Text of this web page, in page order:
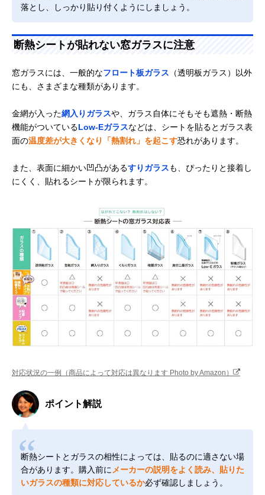
落とし、しっかり貼り付くようにしましょう。
断熱シートが貼れない窓ガラスに注意
窓ガラスには、一般的なフロート板ガラス （透明板ガラス）以外
にも、さまざまな種類があります。
金網が入った網入りガラスや、ガラス自体にそもそも遮熱・断熱
機能がついているLow-Eガラスなどは、シートを貼るとガラス表
面の温度差が大きくなり「熱割れ」を起こす恐れがあります。
また、表面に細かい凹凸があるすりガラスも、ぴったりと接着し
にくく、貼れるシートが限られます。
対応状況の一例（商品によって対応は異なります Photo by Amazon）
ポイント解説
断熱シートとガラスの相性によっては、貼るのに適さない場
合があります。購入前にメーカーの説明をよく読み、貼りた
いガラスの種類に対応しているか必ず確認しましょう。